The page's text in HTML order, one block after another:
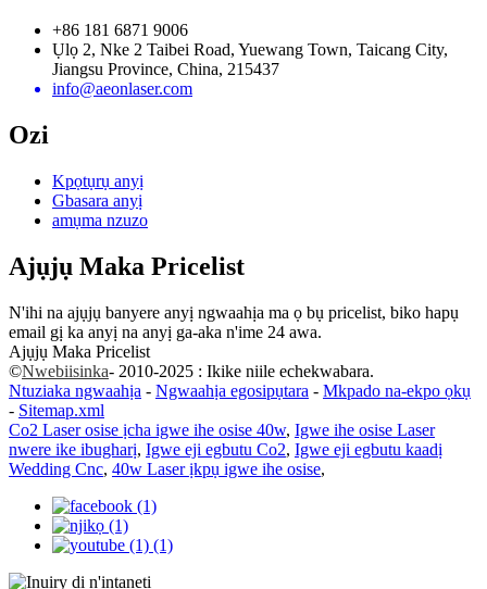
+86 181 6871 9006
Ụlọ 2, Nke 2 Taibei Road, Yuewang Town, Taicang City,
Jiangsu Province, China, 215437
info@aeonlaser.com
Ozi
Kpọtụrụ anyị
Gbasara anyị
amụma nzuzo
Ajụjụ Maka Pricelist
N'ihi na ajụjụ banyere anyị ngwaahịa ma ọ bụ pricelist, biko hapụ
email gị ka anyị na anyị ga-aka n'ime 24 awa.
Ajụjụ Maka Pricelist
©Nwebiisinka- 2010-2025 : Ikike niile echekwabara.
Ntuziaka ngwaahịa - Ngwaahịa egosipụtara - Mkpado na-ekpo ọkụ
- Sitemap.xml
Co2 Laser osise ịcha igwe ihe osise 40w, Igwe ihe osise Laser
nwere ike ibugharị, Igwe eji egbutu Co2, Igwe eji egbutu kaadị
Wedding Cnc, 40w Laser ịkpụ igwe ihe osise,